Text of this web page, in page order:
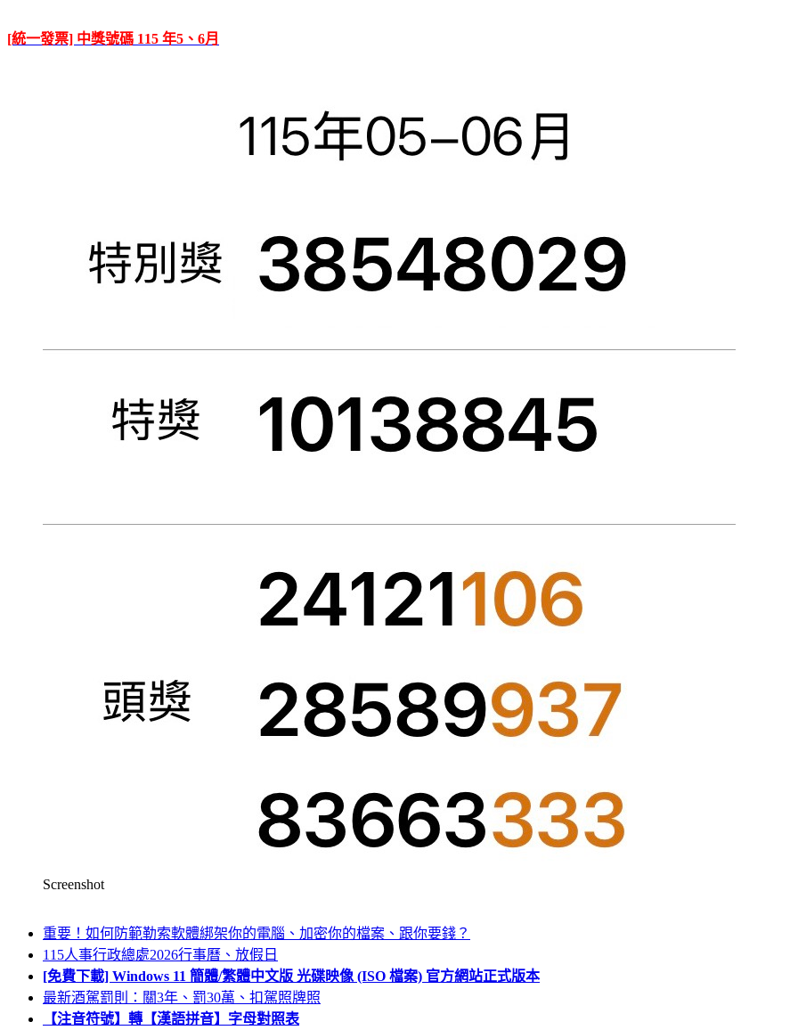
[統一發票] 中獎號碼 115 年5、6月
Screenshot
重要！如何防範勒索軟體綁架你的電腦、加密你的檔案、跟你要錢？
115人事行政總處2026行事曆、放假日
[免費下載] Windows 11 簡體/繁體中文版 光碟映像 (ISO 檔案) 官方網站正式版本
最新酒駕罰則：關3年、罰30萬、扣駕照牌照
【注音符號】轉【漢語拼音】字母對照表